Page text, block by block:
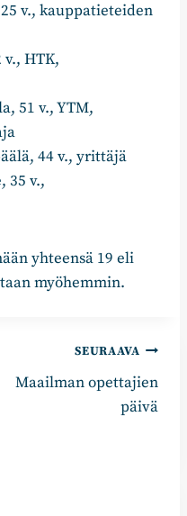
v., kauppatieteiden
v., HTK,
51 v., YTM,
44 v., yrittäjä
35 v.,
yhteensä 19 eli
myöhemmin.
SEURAAVA
Maailman opettajien
päivä